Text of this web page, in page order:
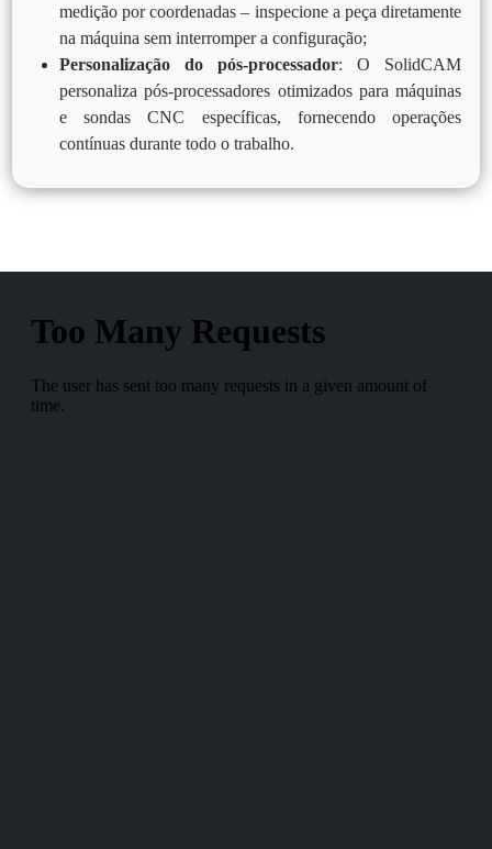
medição por coordenadas – inspecione a peça diretamente
na máquina sem interromper a configuração;
Personalização do pós-processador: O SolidCAM
personaliza pós-processadores otimizados para máquinas
e sondas CNC específicas, fornecendo operações
contínuas durante todo o trabalho.